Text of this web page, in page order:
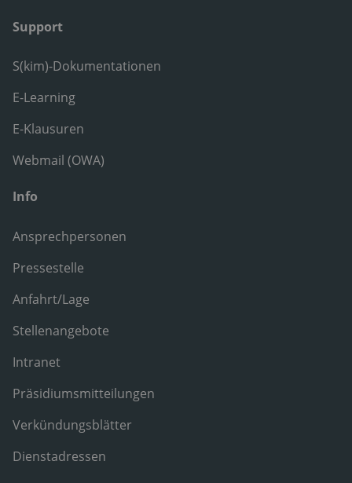
Support
S(kim)-Dokumentationen
E-Learning
E-Klausuren
Webmail (OWA)
Info
Ansprechpersonen
Pressestelle
Anfahrt/Lage
Stellenangebote
Intranet
Präsidiumsmitteilungen
Verkündungsblätter
Dienstadressen